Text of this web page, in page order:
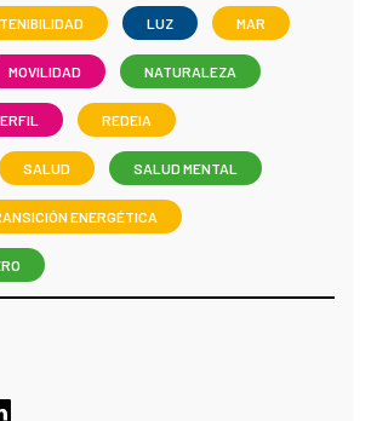
LUZ MAR
MOVILIDAD NATURALEZA
REDEIA
SALUD SALUD MENTAL
ENERGÉTICA